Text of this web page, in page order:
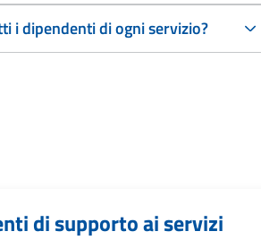
i dipendenti di ogni servizio?
di supporto ai servizi